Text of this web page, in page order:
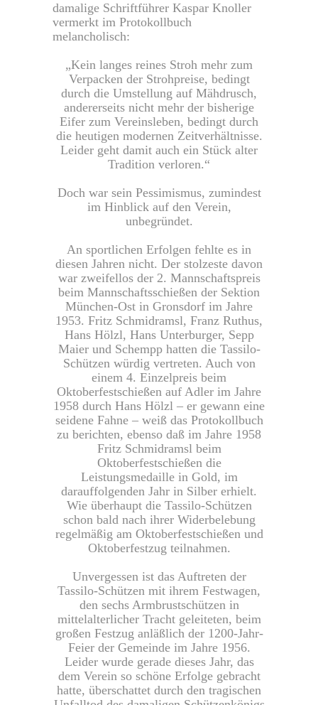
damalige Schriftführer Kaspar Knoller
vermerkt im Protokollbuch
melancholisch:
„Kein langes reines Stroh mehr zum
Verpacken der Strohpreise, bedingt
durch die Umstellung auf Mähdrusch,
andererseits nicht mehr der bisherige
Eifer zum Vereinsleben, bedingt durch
die heutigen modernen Zeitverhältnisse.
Leider geht damit auch ein Stück alter
Tradition verloren.“
Doch war sein Pessimismus, zumindest
im Hinblick auf den Verein,
unbegründet.
An sportlichen Erfolgen fehlte es in
diesen Jahren nicht. Der stolzeste davon
war zweifellos der 2. Mannschaftspreis
beim Mannschaftsschießen der Sektion
München-Ost in Gronsdorf im Jahre
1953. Fritz Schmidramsl, Franz Ruthus,
Hans Hölzl, Hans Unterburger, Sepp
Maier und Schempp hatten die Tassilo-
Schützen würdig vertreten. Auch von
einem 4. Einzelpreis beim
Oktoberfestschießen auf Adler im Jahre
1958 durch Hans Hölzl – er gewann eine
seidene Fahne – weiß das Protokollbuch
zu berichten, ebenso daß im Jahre 1958
Fritz Schmidramsl beim
Oktoberfestschießen die
Leistungsmedaille in Gold, im
darauffolgenden Jahr in Silber erhielt.
Wie überhaupt die Tassilo-Schützen
schon bald nach ihrer Widerbelebung
regelmäßig am Oktoberfestschießen und
Oktoberfestzug teilnahmen.
Unvergessen ist das Auftreten der
Tassilo-Schützen mit ihrem Festwagen,
den sechs Armbrustschützen in
mittelalterlicher Tracht geleiteten, beim
großen Festzug anläßlich der 1200-Jahr-
Feier der Gemeinde im Jahre 1956.
Leider wurde gerade dieses Jahr, das
dem Verein so schöne Erfolge gebracht
hatte, überschattet durch den tragischen